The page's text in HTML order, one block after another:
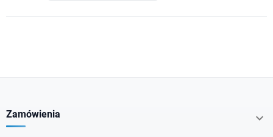
Zamówienia 